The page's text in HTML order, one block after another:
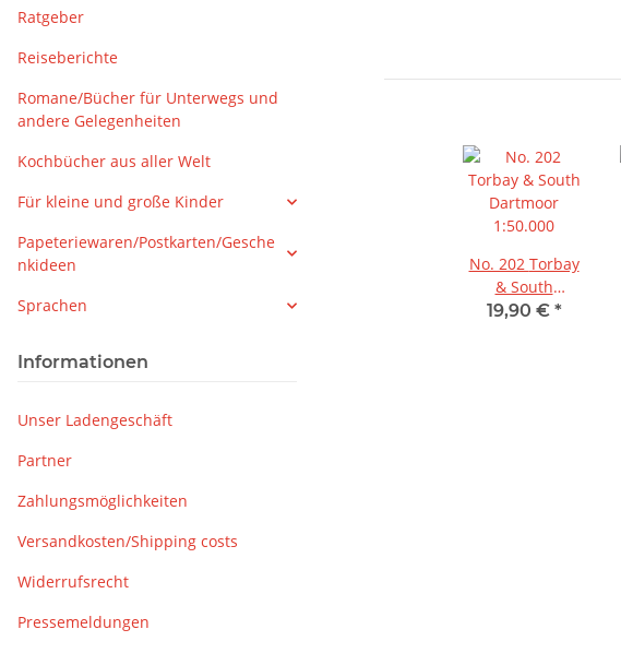
No. 202 Torbay
& South
Dartmoor
19,90 € *
Ratgeber
Reiseberichte
Romane/Bücher für Unterwegs und
andere Gelegenheiten
Kochbücher aus aller Welt
Für kleine und große Kinder
Papeteriewaren/Postkarten/Gesche
nkideen
Sprachen
Informationen
Unser Ladengeschäft
Partner
Zahlungsmöglichkeiten
Versandkosten/Shipping costs
Widerrufsrecht
Pressemeldungen